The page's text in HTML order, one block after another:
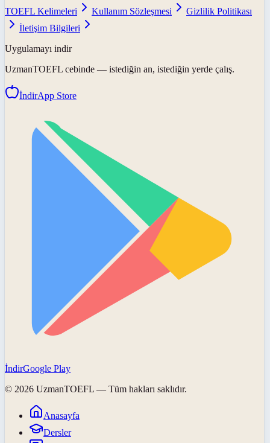
TOEFL Kelimeleri
Kullanım Sözleşmesi
Gizlilik Politikası
İletişim Bilgileri
Uygulamayı indir
UzmanTOEFL cebinde — istediğin an, istediğin yerde çalış.
İndirApp Store
İndirGoogle Play
© 2026 UzmanTOEFL — Tüm hakları saklıdır.
Anasayfa
Dersler